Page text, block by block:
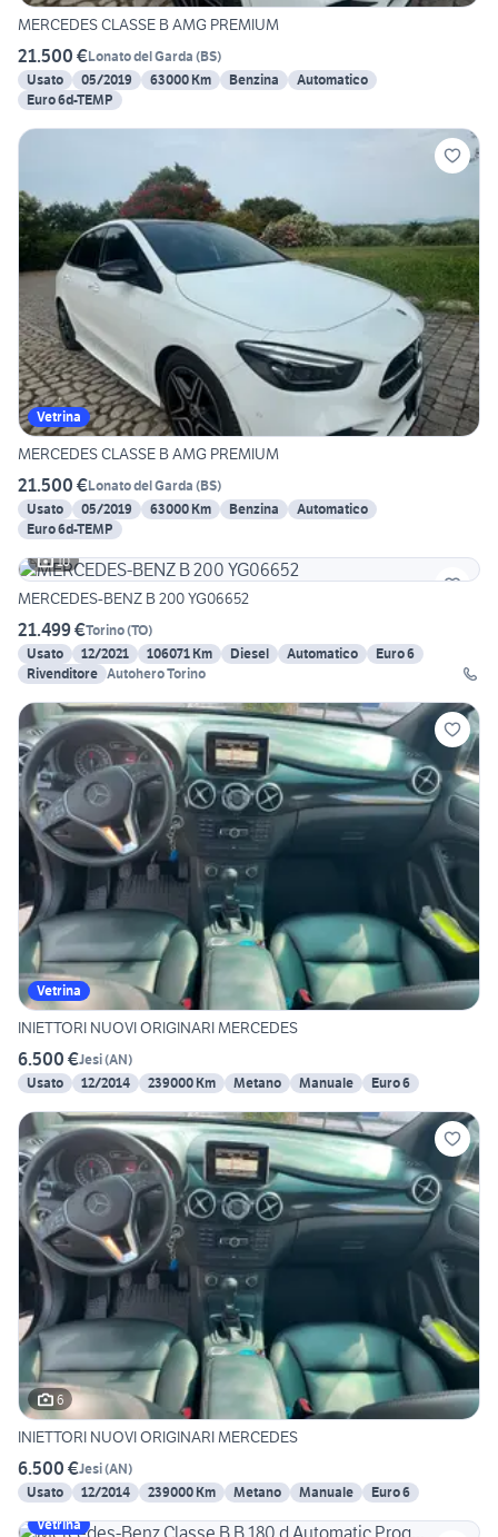
MERCEDES CLASSE B AMG PREMIUM
21.500 €Lonato del Garda (BS)
Usato
05/2019 63000 Km Benzina
Automatico
Euro 6d-TEMP
Vetrina
MERCEDES CLASSE B AMG PREMIUM
21.500 €Lonato del Garda (BS)
Usato
05/2019 63000 Km Benzina
Automatico
Euro 6d-TEMP
10
MERCEDES-BENZ B 200 YG06652
21.499 €Torino(TO)
Usato
12/2021 106071 Km Diesel Automatico
Euro 6
Rivenditore Autohero Torino
Vetrina
INIETTORI NUOVI ORIGINARI MERCEDES
6.500 €Jesi(AN)
Usato
12/2014 239000 Km Metano Manuale Euro 6
6
INIETTORI NUOVI ORIGINARI MERCEDES
6.500 €Jesi(AN)
Usato
12/2014 239000 Km Metano Manuale
Euro 6
Vetrina